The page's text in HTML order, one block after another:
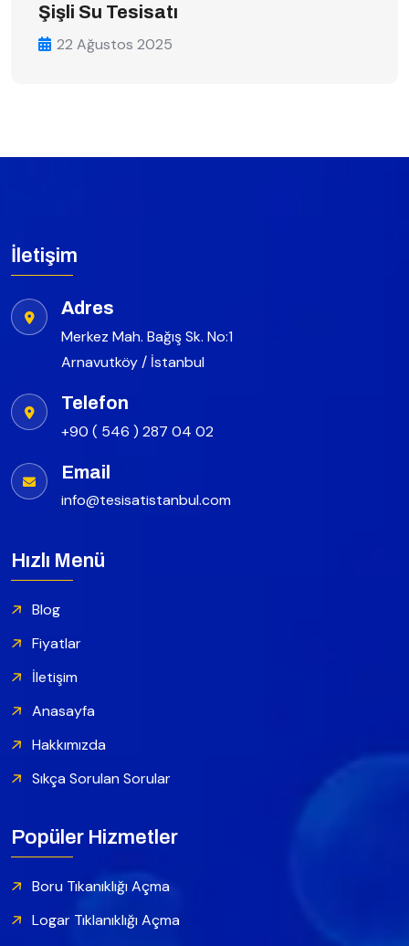
Şişli Su Tesisatı
22 Ağustos 2025
İletişim
Adres
Merkez Mah. Bağış Sk. No:1
Arnavutköy / İstanbul
Telefon
+90 ( 546 ) 287 04 02
Email
info@tesisatistanbul.com
Hızlı Menü
Blog
Fiyatlar
İletişim
Anasayfa
Hakkımızda
Sıkça Sorulan Sorular
Popüler Hizmetler
Boru Tıkanıklığı Açma
Logar Tıklanıklığı Açma